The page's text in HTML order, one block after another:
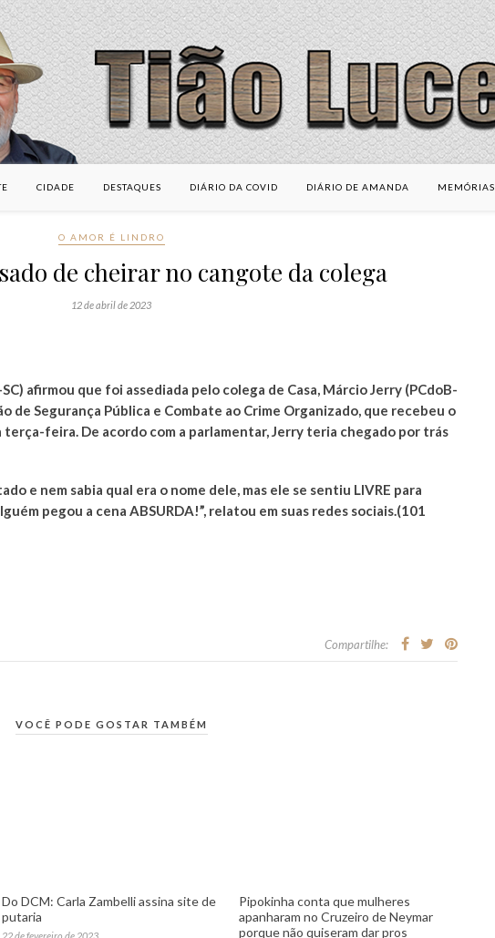
CIDADE DESTAQUES DIÁRIO DA COVID DIÁRIO DE AMANDA MEMÓRIAS
O AMOR É LINDRO
de cheirar no cangote da colega
12 de abril de 2023
afirmou que foi assediada pelo colega de Casa, Márcio Jerry (PCdoB-
de Segurança Pública e Combate ao Crime Organizado, que recebeu o
feira. De acordo com a parlamentar, Jerry teria chegado por trás
e nem sabia qual era o nome dele, mas ele se sentiu LIVRE para
pegou a cena ABSURDA!”, relatou em suas redes sociais.(101
Compartilhe:
VOCÊ PODE GOSTAR TAMBÉM
Do DCM: Carla Zambelli assina site de
putaria
Pipokinha conta que mulheres
apanharam no Cruzeiro de Neymar
porque não quiseram dar pros